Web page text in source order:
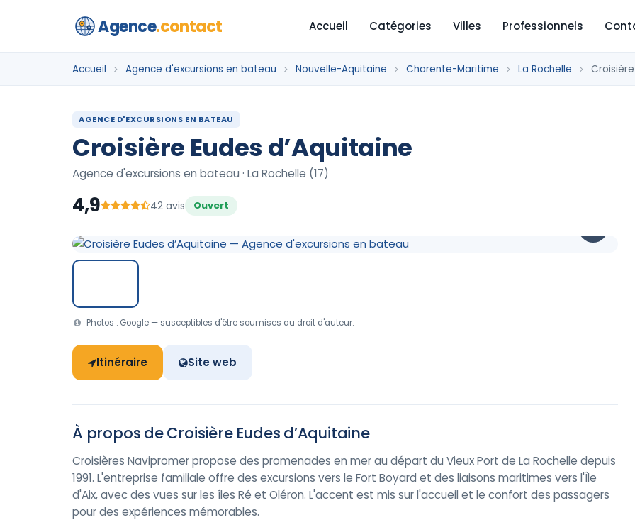
Agence.contact Accueil Catégories Villes Professionnels
Accueil Agence d'excursions en bateau Nouvelle-Aquitaine Charente-Maritime La Rochelle
AGENCE D'EXCURSIONS EN BATEAU
Croisière Eudes d’Aquitaine
Agence d'excursions en bateau · La Rochelle (17)
4,9 42 avis Ouvert
Photos : Google — susceptibles d'être soumises au droit d'auteur.
Itinéraire Site web
À propos de Croisière Eudes d’Aquitaine
Croisières Navipromer propose des promenades en mer au départ du Vieux Port de La Rochelle depuis
1991. L'entreprise familiale offre des excursions vers le Fort Boyard et des liaisons maritimes vers l'Île
d'Aix, avec des vues sur les îles Ré et Oléron. L'accent est mis sur l'accueil et le confort des passagers
pour des expériences mémorables.